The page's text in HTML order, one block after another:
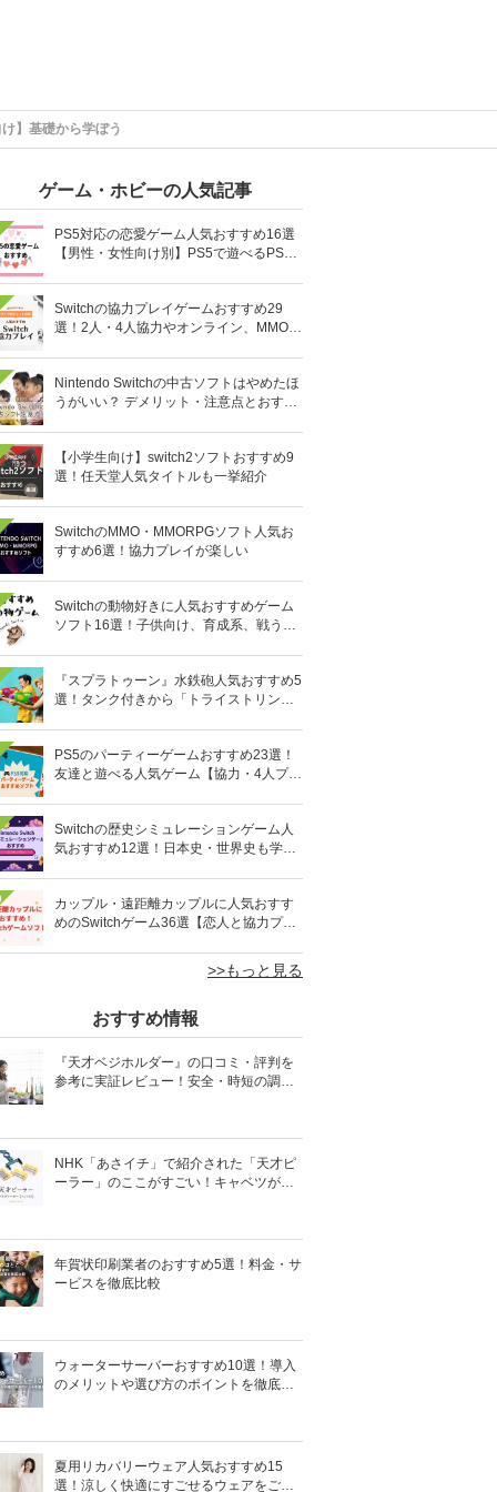
】基礎から学ぼう
ゲーム・ホビーの人気記事
PS5対応の恋愛ゲーム人気おすすめ16選
【男性・女性向け別】PS5で遊べるPS4
Switchの協力プレイゲームおすすめ29
選！2人・4人協力やオンライン、MMOR
Nintendo Switchの中古ソフトはやめたほ
うがいい？ デメリット・注意点とおすす
【小学生向け】switch2ソフトおすすめ9
選！任天堂人気タイトルも一挙紹介
SwitchのMMO・MMORPGソフト人気お
すすめ6選！協力プレイが楽しい
Switchの動物好きに人気おすすめゲーム
ソフト16選！子供向け、育成系、戦う格
『スプラトゥーン』水鉄砲人気おすすめ5
選！タンク付きから「トライストリンガ
PS5のパーティーゲームおすすめ23選！
友達と遊べる人気ゲーム【協力・4人プレ
Switchの歴史シミュレーションゲーム人
気おすすめ12選！日本史・世界史も学べ
カップル・遠距離カップルに人気おすす
めのSwitchゲーム36選【恋人と協力プレ
>>もっと見る
おすすめ情報
『天才ベジホルダー』の口コミ・評判を
参考に実証レビュー！安全・時短の調理
NHK「あさイチ」で紹介された「天才ピ
ーラー」のここがすごい！キャベツがほ
年賀状印刷業者のおすすめ5選！料金・サ
ービスを徹底比較
ウォーターサーバーおすすめ10選！導入
のメリットや選び方のポイントを徹底解
夏用リカバリーウェア人気おすすめ15
選！涼しく快適にすごせるウェアをご紹